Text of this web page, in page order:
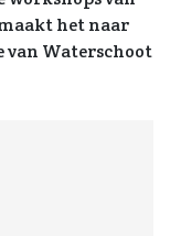
het naar
van Waterschoot